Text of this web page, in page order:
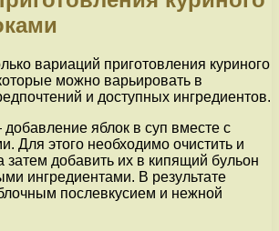
вариаций приготовления куриного
можно варьировать в
и доступных ингредиентов.
яблок в суп вместе с
Для этого необходимо очистить и
затем добавить их в кипящий бульон
ингредиентами. В результате
послевкусием и нежной